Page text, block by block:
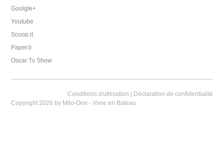
Goolgle+
Youtube
Scoop.it
Paper.li
Oscar Tv Show
Conditions d'utilisation
Déclaration de confidentialité
Copyright 2026 by Milo-One - Vivre en Bateau